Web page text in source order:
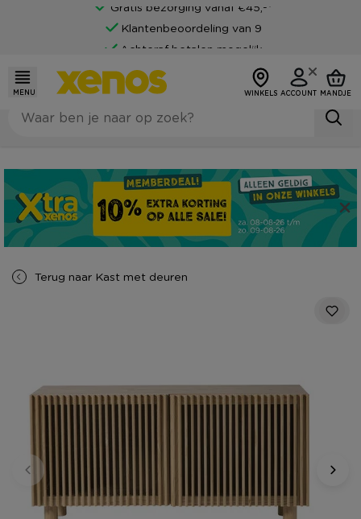
Gratis bezorging vanaf €45,-*
Klantenbeoordeling van 9
Achteraf betalen mogelijk
MENU WINKELS ACCOUNT MANDJE
Terug naar Kast met deuren